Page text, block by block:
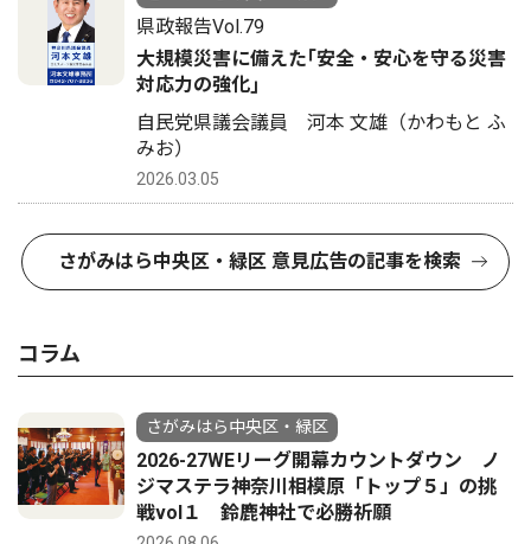
県政報告Vol.79
大規模災害に備えた｢安全・安心を守る災害
対応力の強化｣
自民党県議会議員 河本 文雄（かわもと ふ
みお）
2026.03.05
さがみはら中央区・緑区 意見広告の記事を検索
コラム
さがみはら中央区・緑区
2026-27WEリーグ開幕カウントダウン ノ
ジマステラ神奈川相模原「トップ５」の挑
戦vol１ 鈴鹿神社で必勝祈願